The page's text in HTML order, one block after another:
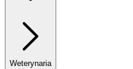
Weterynaria